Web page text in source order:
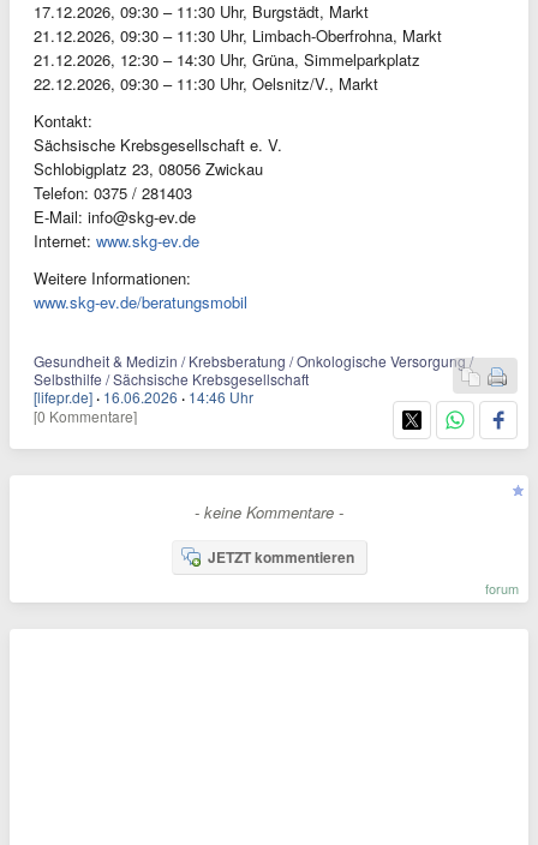
17.12.2026, 09:30 – 11:30 Uhr, Burgstädt, Markt
21.12.2026, 09:30 – 11:30 Uhr, Limbach-Oberfrohna, Markt
21.12.2026, 12:30 – 14:30 Uhr, Grüna, Simmelparkplatz
22.12.2026, 09:30 – 11:30 Uhr, Oelsnitz/V., Markt
Kontakt:
Sächsische Krebsgesellschaft e. V.
Schlobigplatz 23, 08056 Zwickau
Telefon: 0375 / 281403
E-Mail: info@skg-ev.de
Internet: www.skg-ev.de
Weitere Informationen:
www.skg-ev.de/beratungsmobil
Gesundheit & Medizin / Krebsberatung / Onkologische Versorgung /
Selbsthilfe / Sächsische Krebsgesellschaft
[lifepr.de] · 16.06.2026 · 14:46 Uhr
[0 Kommentare]
- keine Kommentare -
JETZT kommentieren
forum